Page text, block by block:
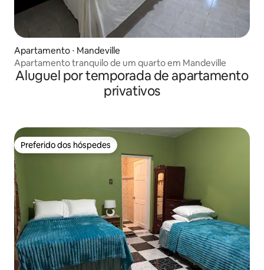
Apartamento ⋅ Mandeville
Apartamento tranquilo de um quarto em Mandeville
Aluguel por temporada de apartamento
privativos
Preferido dos hóspedes
Preferido dos hóspedes